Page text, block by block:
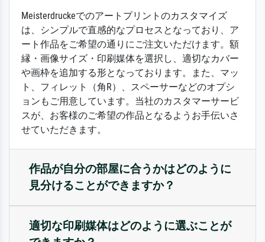
Meisterdruckeでのアートプリントのカスタマイズ
は、シンプルで直感的なプロセスとなっており、ア
ート作品をご希望の通りにご注文いただけます。額
縁・画像サイズ・印刷媒体を選択し、適切なカバー
や画枠を追加する形となっております。また、マッ
ト、フィレット（角R）、スペーサーなどのオプシ
ョンもご用意しています。当社のカスタマーサービ
スが、お客様のご希望の作品となるようお手伝いさ
せていただきます。
作品が自分の部屋に合うかはどのように
見分けることができますか？
適切な印刷媒体はどのように選ぶことが